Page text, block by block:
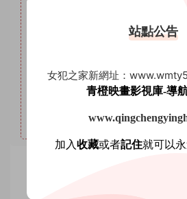
本站月VIP權限：套圖系列，月VIP
本站支持開通VIP或充值星鑽，星
會有贈送優惠，圖省事免登錄可忽略
站點公告
女犯之家新網址：
青橙映畫影視庫-導
加入收藏或者記住就可以